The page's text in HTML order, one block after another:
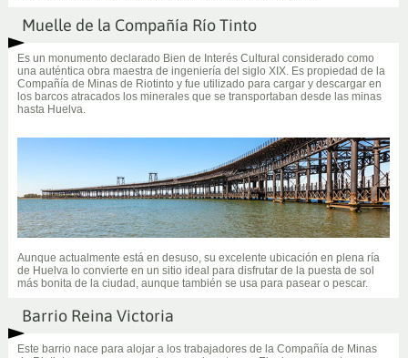
Muelle de la Compañía Río Tinto
Es un monumento declarado Bien de Interés Cultural considerado como
una auténtica obra maestra de ingeniería del siglo XIX. Es propiedad de la
Compañía de Minas de Riotinto y fue utilizado para cargar y descargar en
los barcos atracados los minerales que se transportaban desde las minas
hasta Huelva.
Aunque actualmente está en desuso, su excelente ubicación en plena ría
de Huelva lo convierte en un sitio ideal para disfrutar de la puesta de sol
más bonita de la ciudad, aunque también se usa para pasear o pescar.
Barrio Reina Victoria
Este barrio nace para alojar a los trabajadores de la Compañía de Minas